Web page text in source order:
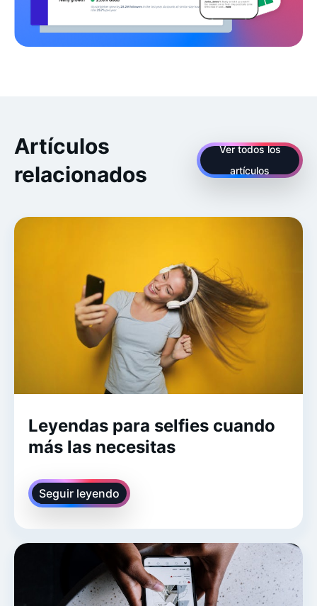
Artículos
relacionados
Ver todos los
artículos
Leyendas para selfies cuando
más las necesitas
Seguir leyendo